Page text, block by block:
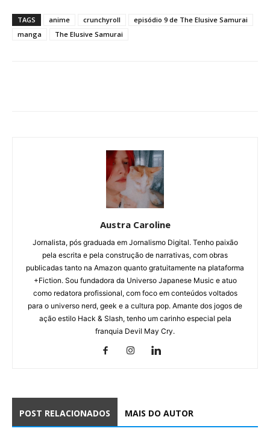
TAGS anime crunchyroll
episódio 9 de The Elusive Samurai
manga
The Elusive Samurai
Austra Caroline
Jornalista, pós graduada em Jornalismo Digital. Tenho paixão
pela escrita e pela construção de narrativas, com obras
publicadas tanto na Amazon quanto gratuitamente na plataforma
+Fiction. Sou fundadora da Universo Japanese Music e atuo
como redatora profissional, com foco em conteúdos voltados
para o universo nerd, geek e a cultura pop. Amante dos jogos de
ação estilo Hack & Slash, tenho um carinho especial pela
franquia Devil May Cry.
POST RELACIONADOS MAIS DO AUTOR